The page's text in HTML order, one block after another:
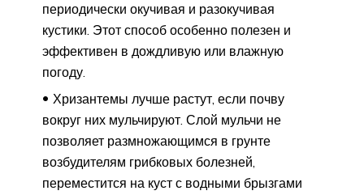
периодически окучивая и разокучивая
кустики. Этот способ особенно полезен и
эффективен в дождливую или влажную
погоду.
Хризантемы лучше растут, если почву
вокруг них мульчируют. Слой мульчи не
позволяет размножающимся в грунте
возбудителям грибковых болезней,
переместится на куст с водными брызгами